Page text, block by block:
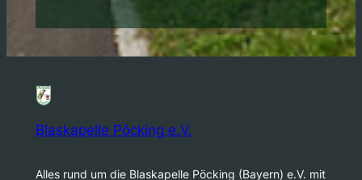
Blaskapelle Pöcking e.V.
Alles rund um die Blaskapelle Pöcking (Bayern) e.V. mit